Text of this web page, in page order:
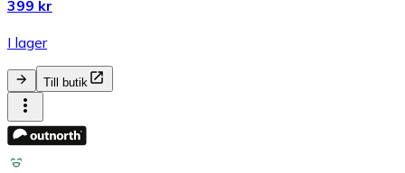
399 kr
I lager
Till butik